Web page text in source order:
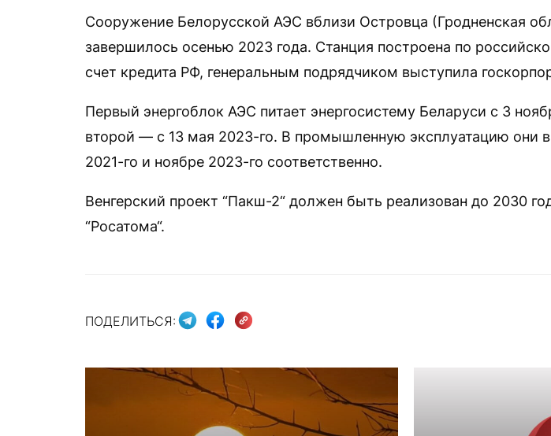
Сооружение Белорусской АЭС вблизи Островца (Гродненская
завершилось осенью 2023 года. Станция построена по
счет кредита РФ, генеральным подрядчиком выступила
Первый энергоблок АЭС питает энергосистему Беларуси с 3
второй — с 13 мая 2023-го. В промышленную эксплуатацию они
2021-го и ноябре 2023-го соответственно.
Венгерский проект “Пакш-2“ должен быть реализован до 2030
“Росатома“.
ПОДЕЛИТЬСЯ: